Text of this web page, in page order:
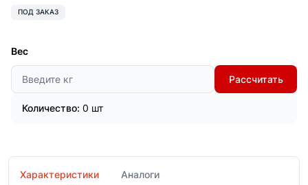
ПОД ЗАКАЗ
Вес
Рассчитать
Количество: 0 шт
Характеристики Аналоги